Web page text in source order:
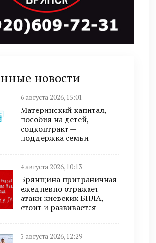
новости
6 августа 2026, 15:01
Материнский капитал,
пособия на детей,
соцконтракт —
поддержка семьи
4 августа 2026, 10:13
Брянщина приграничная
ежедневно отражает
атаки киевских БПЛА,
стоит и развивается
3 августа 2026, 12:29